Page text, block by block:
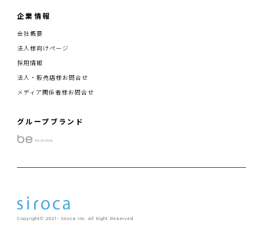
企業情報
会社概要
法人様向けページ
採用情報
法人・販売店様お問合せ
メディア関係者様お問合せ
グループブランド
Copyright© 2021- Siroca Inc. All Right Reserved.